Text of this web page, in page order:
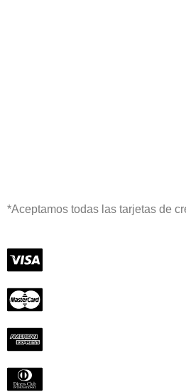
*Aceptamos todas las tarjetas de